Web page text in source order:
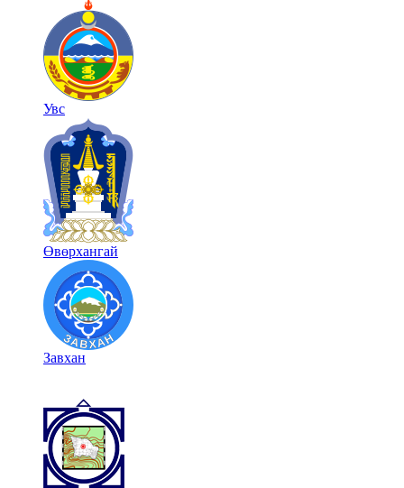
Увс
Өвөрхангай
Завхан